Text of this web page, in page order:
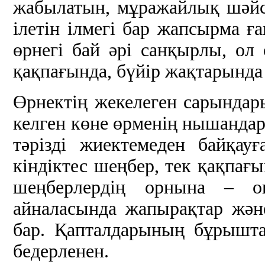
жабылатын, мұражайлық
ілетін ілмегі бар жапсырма
өрнегі бай әрі санқырлы,
қақпағында, бүйір
Өрнектің жекелеген
келген көне өрменің
тәрізді жиектемеден
кіндіктес шеңбер, тек
шеңберлердің орнына –
айналасында жапырақтар
бар. Қапталдарының
бедерленен.